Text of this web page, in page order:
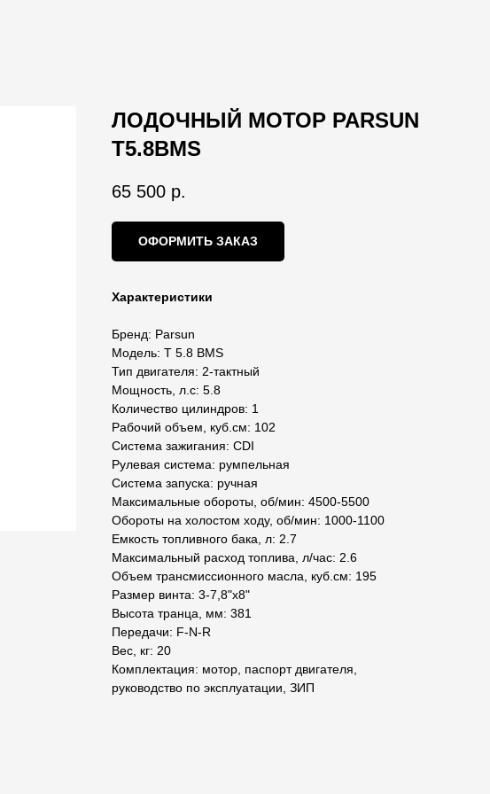
ЛОДОЧНЫЙ МОТОР PARSUN
T5.8BMS
65 500 р.
ОФОРМИТЬ ЗАКАЗ
Характеристики
Бренд: Parsun
Модель: T 5.8 BMS
Тип двигателя: 2-тактный
Мощность, л.с: 5.8
Количество цилиндров: 1
Рабочий объем, куб.см: 102
Система зажигания: CDI
Рулевая система: румпельная
Система запуска: ручная
Максимальные обороты, об/мин: 4500-5500
Обороты на холостом ходу, об/мин: 1000-1100
Емкость топливного бака, л: 2.7
Максимальный расход топлива, л/час: 2.6
Объем трансмиссионного масла, куб.см: 195
Размер винта: 3-7,8"x8"
Высота транца, мм: 381
Передачи: F-N-R
Вес, кг: 20
Комплектация: мотор, паспорт двигателя,
руководство по эксплуатации, ЗИП